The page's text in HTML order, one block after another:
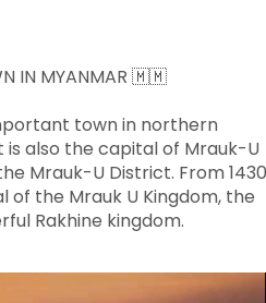
IN MYANMAR 🇲🇲
town in northern
is also the capital of Mrauk-U
Mrauk-U District. From
of the Mrauk U Kingdom, the
Rakhine kingdom.
🇲🇲